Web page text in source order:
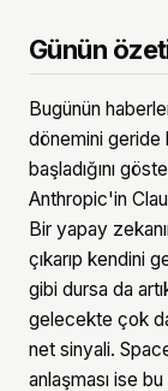
Günün
Bugünün
dönemini geride
başladığını
Anthropic'in
Bir yapay
çıkarıp kendini
gibi dursa da
gelecekte çok
net sinyali.
anlaşması ise